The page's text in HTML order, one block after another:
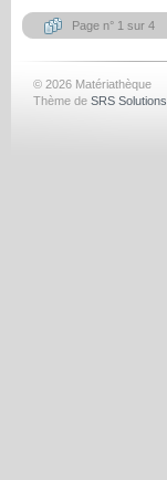
Page n° 1 sur 4
© 2026 Matériathèque
Thème de SRS Solutions